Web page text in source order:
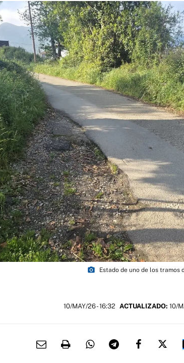
photo_camera Estado de uno de los tramos
10/MAY/26- 16:32 ACTUALIZADO: 10/